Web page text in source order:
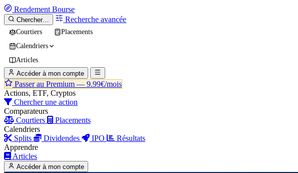
Rendement Bourse
Chercher… Recherche avancée
Courtiers
Placements
Calendriers
Articles
Accéder à mon compte
Passer au Premium — 9.99€/mois
Actions, ETF, Cryptos
Chercher une action
Comparateurs
Courtiers
Placements
Calendriers
Splits
Dividendes IPO
Résultats
Apprendre
Articles
Accéder à mon compte